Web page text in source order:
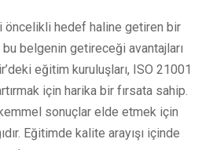
öncelikli hedef haline getiren bir
bu belgenin getireceği avantajları
eğitim kuruluşları, ISO 21001
için harika bir fırsata sahip.
sonuçlar elde etmek için
Eğitimde kalite arayışı içinde